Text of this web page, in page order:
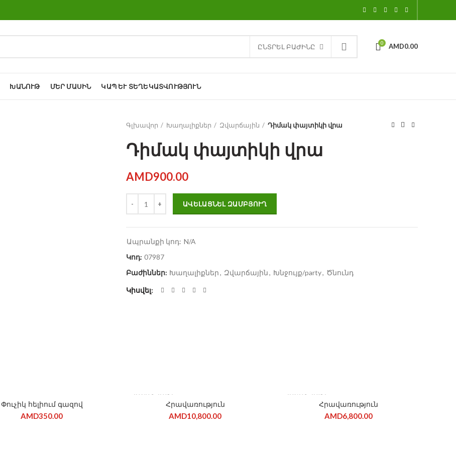
ԸՆՏՐԵԼ ԲԱԺԻՆԸ 0 AMD0.00
ԽԱՆՈՒԹ ՄԵՐ ՄԱՍԻՆ ԿԱՊ ԵՒ ՏԵՂԵԿԱՏՎՈՒԹՅՈՒՆ
Գլխավոր
Խաղալիքներ Զվարճային Դիմակ փայտիկի վրա
Դիմակ փայտիկի վրա
AMD900.00
ԱՎԵԼԱՑՆԵԼ ԶԱՄԲՅՈՒՂ
Ապրանքի կոդ: N/A
Կոդ: 07987
Բաժիններ: Խաղալիքներ, Զվարճային, Խնջույք/party, Ծնունդ
Կիսվել
Փուչիկ հելիում գազով
AMD350.00
ՎԱՃԱՌՎԱԾ Է
Հրավառություն
AMD10,800.00
ՎԱՃԱՌՎԱԾ Է
Հրավառություն
AMD6,800.00